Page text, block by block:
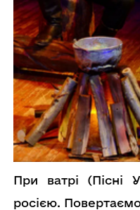
При ватрі (Пісні
росією.